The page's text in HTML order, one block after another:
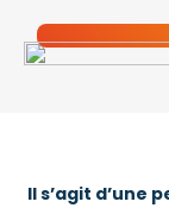
Il s’agit d’une